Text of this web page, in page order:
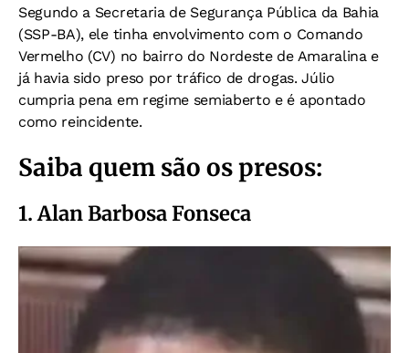
Segundo a Secretaria de Segurança Pública da Bahia
(SSP-BA), ele tinha envolvimento com o Comando
Vermelho (CV) no bairro do Nordeste de Amaralina e
já havia sido preso por tráfico de drogas. Júlio
cumpria pena em regime semiaberto e é apontado
como reincidente.
Saiba quem são os presos:
1. Alan Barbosa Fonseca